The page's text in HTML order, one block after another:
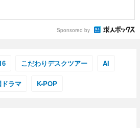
Sponsored by
こだわりデスクツアー AI
ラマ K-POP